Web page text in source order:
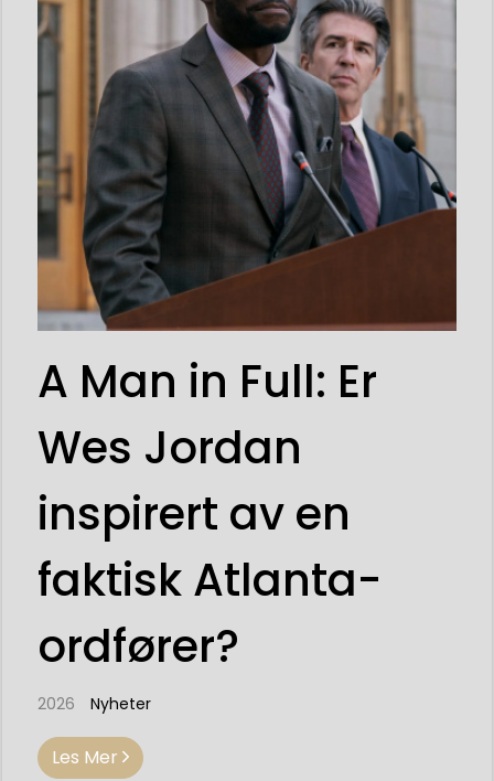
A Man in Full: Er
Wes Jordan
inspirert av en
faktisk Atlanta-
ordfører?
2026 Nyheter
Les Mer